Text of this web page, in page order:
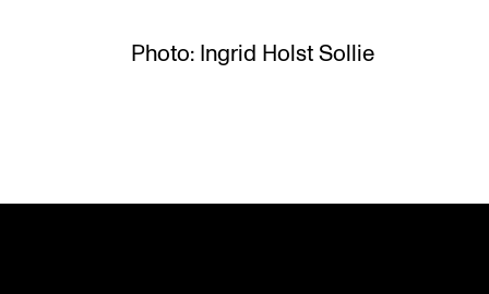
Photo: Ingrid Holst Sollie